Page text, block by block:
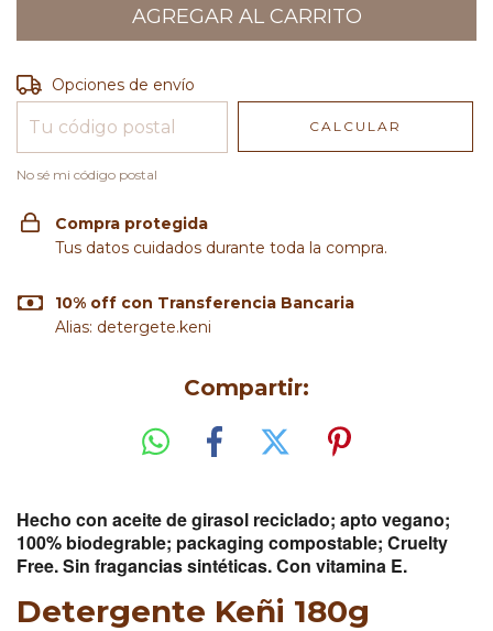
Entregas para el CP:
Opciones de envío
CALCULAR
No sé mi código postal
Compra protegida
Tus datos cuidados durante toda la compra.
10% off con Transferencia Bancaria
Alias: detergete.keni
Compartir:
Hecho con aceite de girasol reciclado; apto vegano;
100% biodegrable; packaging compostable; Cruelty
Free. Sin fragancias sintéticas. Con vitamina E.
Detergente Keñi 180g